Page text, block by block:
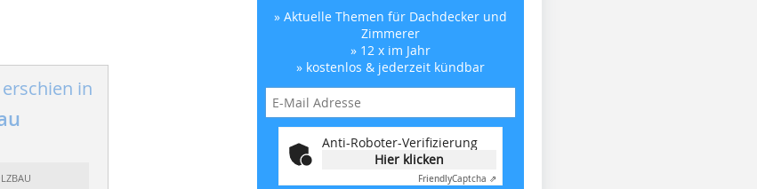
in
» Aktuelle Themen für Dachdecker und
Zimmerer
» 12 x im Jahr
» kostenlos & jederzeit kündbar
Anti-Roboter-Verifizierung
Hier klicken
FriendlyCaptcha ⇗